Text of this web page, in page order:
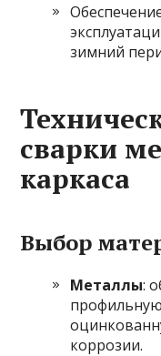
зимний
сварки
каркаса
Выбор
Металлы:
коррозии.